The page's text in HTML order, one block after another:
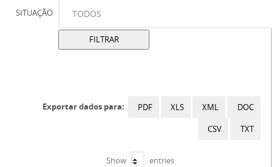
SITUAÇÃO
PDF XLS XML DOC
CSV TXT
Show
entries